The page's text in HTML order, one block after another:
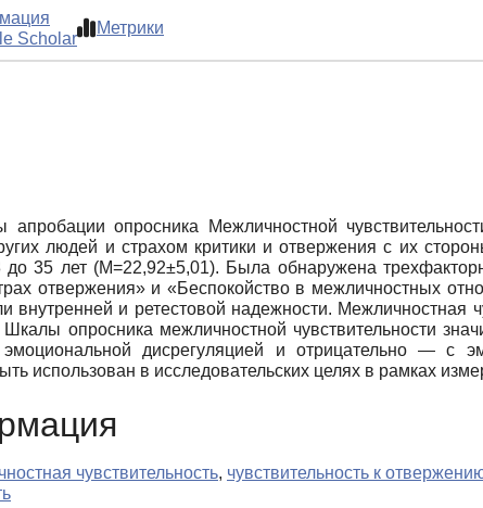
Scholar
Метрики
апробации опросника Межличностной
людей и страхом критики и отвержения с их
35 лет (M=22,92±5,01). Была обнаружена
отвержения» и «Беспокойство в межличностных
внутренней и ретестовой надежности.
опросника межличностной чувствительности
эмоциональной дисрегуляцией и отрицательно — с
использован в исследовательских целях в рамках
чувствительность, чувствительность к